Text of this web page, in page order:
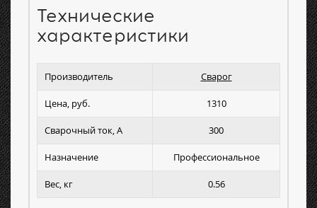
Технические
характеристики
Производитель Сварог
Цена, руб. 1310
Сварочный ток, А 300
Назначение Профессиональное
Вес, кг 0.56